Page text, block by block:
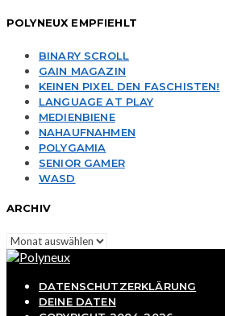
POLYNEUX EMPFIEHLT
BINARY SCROLL
GAIN MAGAZIN
KEINEN PIXEL DEN FASCHISTEN!
LANGUAGE AT PLAY
MEDIENBIENE
NAHAUFNAHMEN
POLYGAMIA
SENIOR GAMER
WASD
ARCHIV
Archiv
DATENSCHUTZERKLÄRUNG
DEINE DATEN